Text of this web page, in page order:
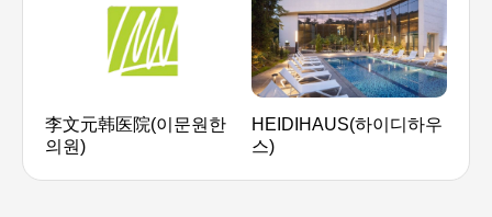
李文元韩医院(이문원한
의원)
HEIDIHAUS(하이디하우
스)